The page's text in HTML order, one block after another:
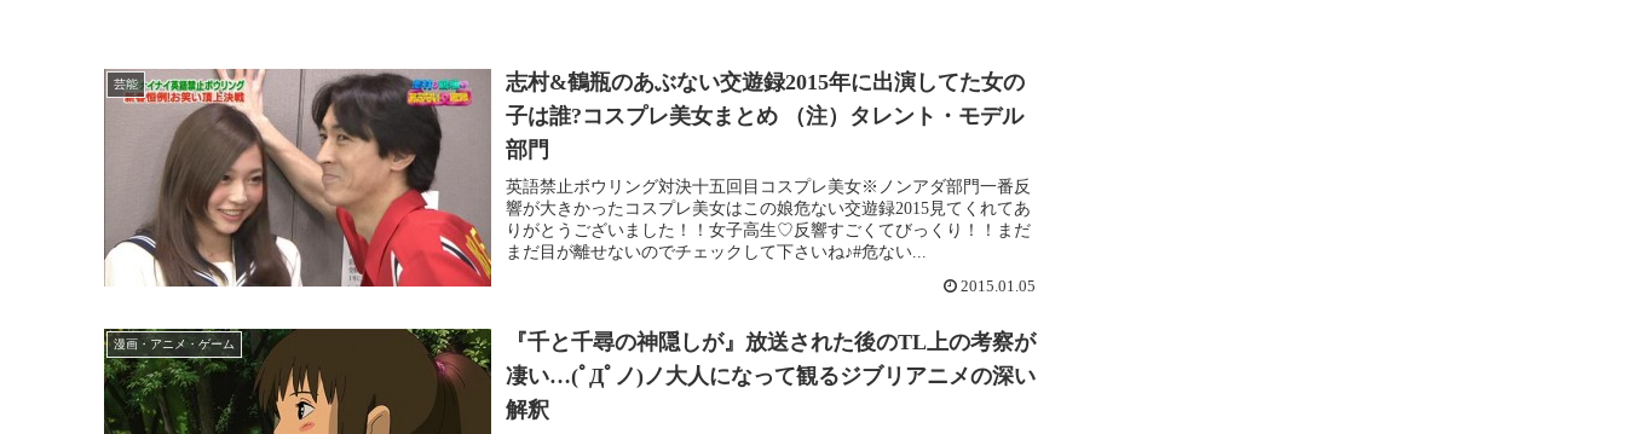
芸能
志村&鶴瓶のあぶない交遊録2015年に出演してた女の
子は誰?コスプレ美女まとめ （注）タレント・モデル
部門
英語禁止ボウリング対決十五回目コスプレ美女※ノンアダ部門一番反
響が大きかったコスプレ美女はこの娘危ない交遊録2015見てくれてあ
りがとうございました！！女子高生♡反響すごくてびっくり！！まだ
まだ目が離せないのでチェックして下さいね♪#危ない...
2015.01.05
漫画・アニメ・ゲーム
『千と千尋の神隠しが』放送された後のTL上の考察が
凄い…(ﾟДﾟノ)ノ大人になって観るジブリアニメの深い
解釈